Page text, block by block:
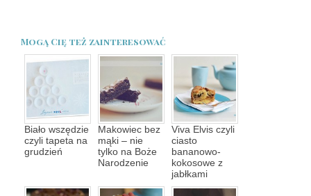
Mogą Cię też zainteresować
Biało wszędzie
czyli tapeta na
grudzień
Makowiec bez
mąki – nie
tylko na Boże
Narodzenie
Viva Elvis czyli
ciasto
bananowo-
kokosowe z
jabłkami